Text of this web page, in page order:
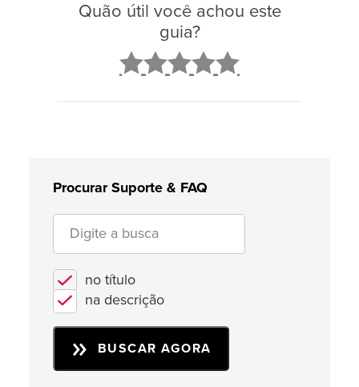
Quão útil você achou este
guia?
Procurar Suporte & FAQ
no título
na descrição
BUSCAR AGORA